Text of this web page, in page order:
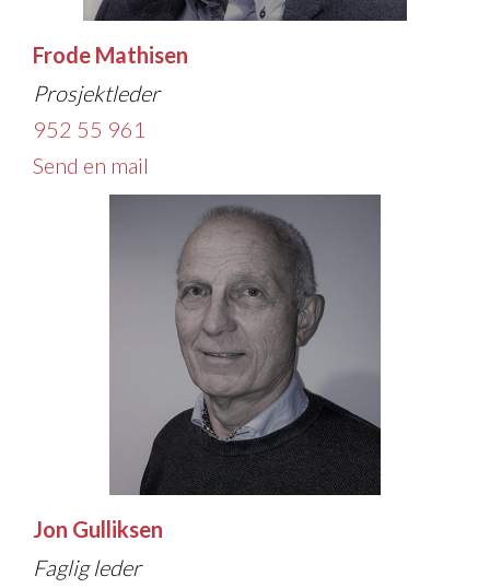
Frode Mathisen
Prosjektleder
952 55 961
Send en mail
Jon Gulliksen
Faglig leder